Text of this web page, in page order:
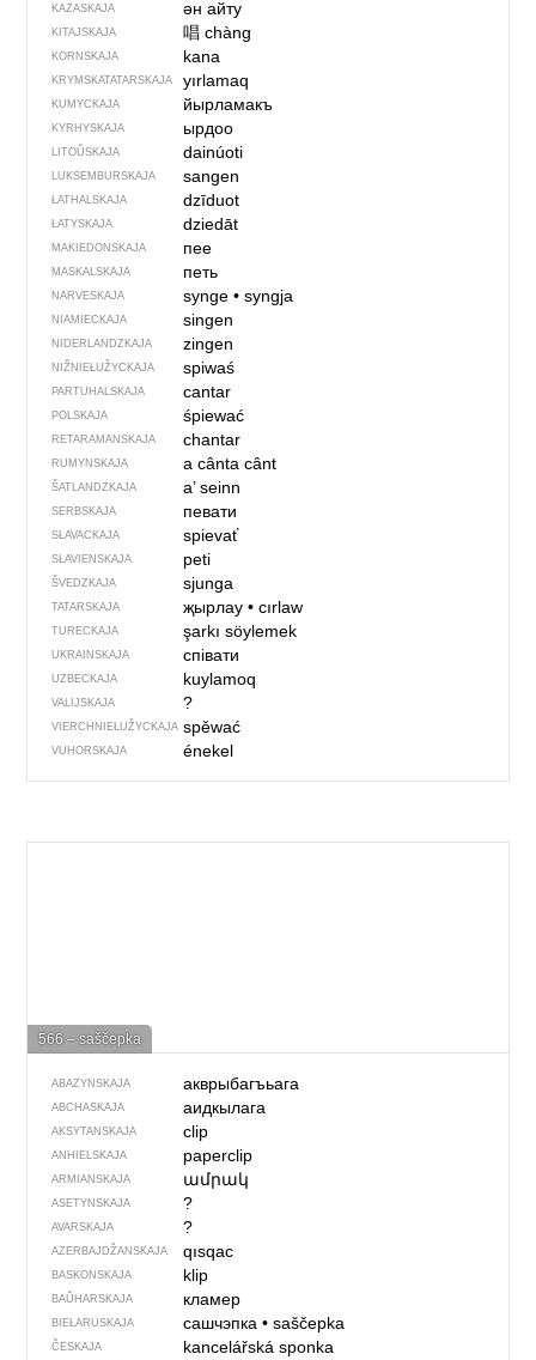
KAZASKAJA ән айту
KITAJSKAJA 唱chàng
KORNSKAJA kana
KRYMSKA­TATARSKAJA yırlamaq
KUMYCKAJA йырламакъ
KYRHYSKAJA ырдоо
LITOŬSKAJA dainúoti
LUKSEMBURSKAJA sangen
ŁATHALSKAJA dzīduot
ŁATYSKAJA dziedāt
MAKIEDONSKAJA пее
MASKALSKAJA петь
NARVESKAJA synge• syngja
NIAMIECKAJA singen
NIDERLANDZKAJA zingen
NIŽNIEŁUŽYCKAJA spiwaś
PARTUHALSKAJA cantar
POLSKAJA śpiewać
RETARAMANSKAJA chantar
RUMYNSKAJA a cântacânt
ŠATLANDZKAJA a’ seinn
SERBSKAJA певати
SŁAVACKAJA spievať
SŁAVIENSKAJA peti
ŠVEDZKAJA sjunga
TATARSKAJA җырлау• cırlaw
TURECKAJA şarkı söylemek
UKRAINSKAJA співати
UZBECKAJA kuylamoq
VALIJSKAJA ?
VIERCHNIE­ŁUŽYCKAJA spěwać
VUHORSKAJA énekel
566 – saščepka
ABAZYNSKAJA акврыбагъьага
ABCHASKAJA аидкылага
AKSYTANSKAJA clip
ANHIELSKAJA paperclip
ARMIANSKAJA ամրակ
ASETYNSKAJA ?
AVARSKAJA ?
AZERBAJDŽAN­SKAJA qısqac
BASKONSKAJA klip
BAŬHARSKAJA кламер
BIEŁARUSKAJA сашчэпка• saščepka
ČESKAJA kancelářská sponka